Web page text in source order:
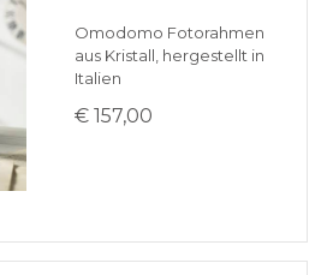
Omodomo Fotorahmen
aus Kristall, hergestellt in
Italien
€ 157,00